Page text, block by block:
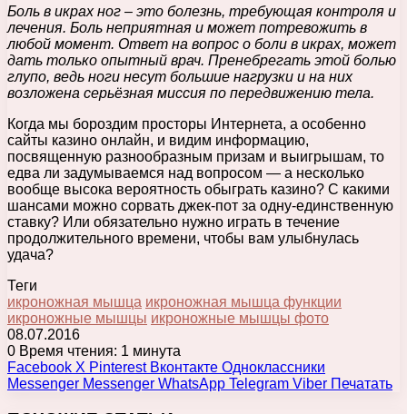
Боль в икрах ног – это болезнь, требующая контроля и
лечения. Боль неприятная и может потревожить в
любой момент. Ответ на вопрос о боли в икрах, может
дать только опытный врач. Пренебрегать этой болью
глупо, ведь ноги несут большие нагрузки и на них
возложена серьёзная миссия по передвижению тела.
Когда мы бороздим просторы Интернета, а особенно
сайты казино онлайн, и видим информацию,
посвященную разнообразным призам и выигрышам, то
едва ли задумываемся над вопросом — а несколько
вообще высока вероятность обыграть казино? С какими
шансами можно сорвать джек-пот за одну-единственную
ставку? Или обязательно нужно играть в течение
продолжительного времени, чтобы вам улыбнулась
удача?
Теги
икроножная мышца икроножная мышца функции
икроножные мышцы икроножные мышцы фото
08.07.2016
0 Время чтения: 1 минута
Facebook X Pinterest Вконтакте Одноклассники
Messenger Messenger WhatsApp Telegram Viber Печатать